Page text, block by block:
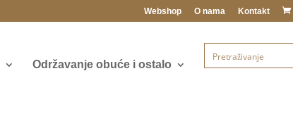
Webshop O nama Kontakt
Održavanje obuće i ostalo